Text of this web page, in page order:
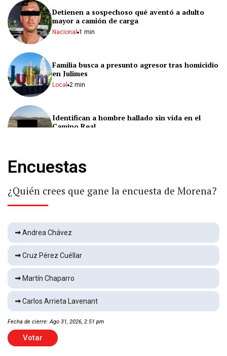
Detienen a sospechoso qué aventó a adulto
mayor a camión de carga
Nacional 1 min
Familia busca a presunto agresor tras homicidio
en Julimes
Local 2 min
Identifican a hombre hallado sin vida en el
Camino Real
Muere en la Campesina
Zendaya y Tom Holland habrían celebrado una
boda privada
Espectáculos 2 min
Conviene evitar la lechuga durante brote de
ciclosporiasis
Asume Arturo Medina dirigencia de CNC
Local
Encuestas
¿Quién crees que gane la encuesta de Morena?
Andrea Chávez
Cruz Pérez Cuéllar
Martín Chaparro
Carlos Arrieta Lavenant
Fecha de cierre: Ago 31, 2026, 2:51 pm
Votar